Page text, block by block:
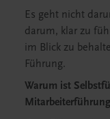
Es geht nicht
darum, klar zu
im Blick zu
Führung.
Warum ist